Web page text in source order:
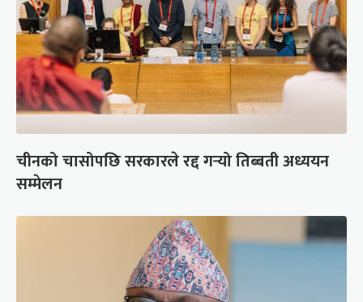
चीनको चासोपछि सरकारले रद्द गर्‍यो तिब्बती अध्ययन
सम्मेलन